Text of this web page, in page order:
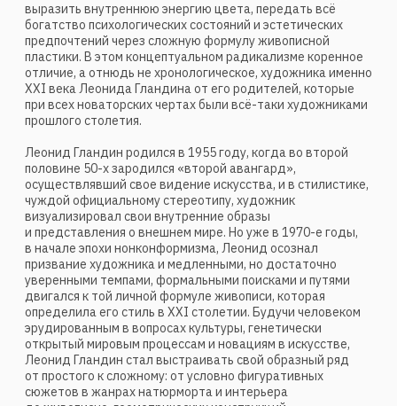
но и глубокую связь своего творчества с образной
системой фольклора и «наива».
С такой же органикой, последовательностью,
зачарованностью, с какими некоторые современники
создают картины на библейские темы, Леонид Гландин
пишет своеобразные «житийные» сценки с ограниченным
набором глиняных персонажей, концентрируя внимание
на эмоциональной шкале живописной пластики,
на линеарной строгости и лаконизме, на красоте
и выразительности силуэта. Этот цикл (или расширенную
тему) зритель видит добротно и умело спаянным
и собственными решениями композиции, рисунка,
цветовой доминанты, декоративного ритма. И, конечно,
самими способами передачи идеи предмета, пластической
логикой запечатленного состояния.
Рассматривая геометрические конструкции Леонида
Гландина, невозможно оторвать их от авангарда
начала XX века, как западного, так и отечественного.
И в этом нет ни малейшего намека на вторичность
и несамостоятельность нашего современника. Просто
само понятие авангардного искусства содержит идею
абстрагирования от внешней индивидуализированности,
от прямого и навязчивого авторского стиля, как, скажем,
в реалистической живописи, где сам выбор сюжета или
героя чаще всего бывает подчеркнуто личным,
максимально авторским. Поэтому совершенно
естественно, что беспредметные работы Леонида
Гландина легко встраиваются в общий авангардный
контекст столетней давности, но в духе современной
изысканности, рафинированности, первородства вкуса
и меры, а также должного уровня профессионализма
и культуры станковой живописи.